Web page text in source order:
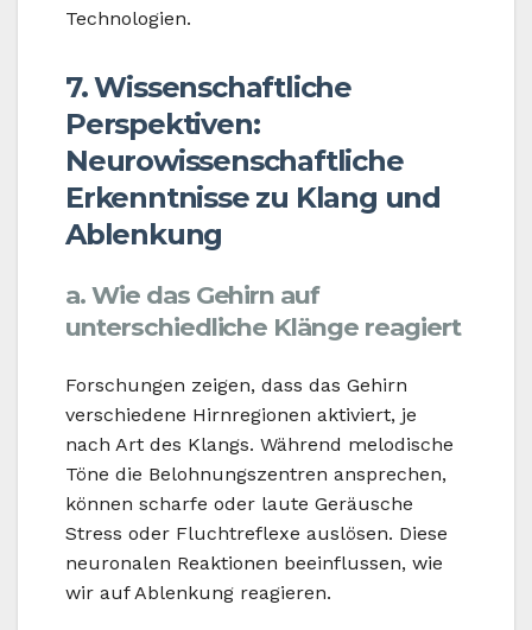
Technologien.
7. Wissenschaftliche
Perspektiven:
Neurowissenschaftliche
Erkenntnisse zu Klang und
Ablenkung
a. Wie das Gehirn auf
unterschiedliche Klänge reagiert
Forschungen zeigen, dass das Gehirn
verschiedene Hirnregionen aktiviert, je
nach Art des Klangs. Während melodische
Töne die Belohnungszentren ansprechen,
können scharfe oder laute Geräusche
Stress oder Fluchtreflexe auslösen. Diese
neuronalen Reaktionen beeinflussen, wie
wir auf Ablenkung reagieren.